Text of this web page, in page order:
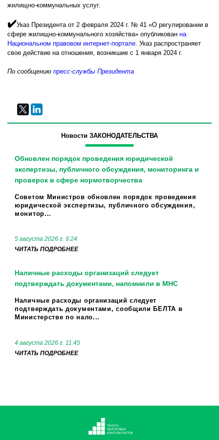
жилищно-коммунальных услуг.
✔️Указ Президента от 2 февраля 2024 г. № 41 «О регулировании в
сфере жилищно-коммунального хозяйства» опубликован на
Национальном правовом интернет-портале . Указ распространяет
свое действие на отношения, возникшие с 1 января 2024 г.
По сообщению пресс-службы Президента
Новости ЗАКОНОДАТЕЛЬСТВА
Обновлен порядок проведения юридической
экспертизы, публичного обсуждения, мониторинга и
проверок в сфере нормотворчества
Советом Министров обновлен порядок проведения
юридической экспертизы, публичного обсуждения,
монитор...
5 августа 2026 г. 9:24
ЧИТАТЬ ПОДРОБНЕЕ
Наличные расходы организаций следует
подтверждать документами, напомнили в МНС
Наличные расходы организаций следует
подтверждать документами, сообщили БЕЛТА в
Министерстве по нало...
4 августа 2026 г. 11:45
ЧИТАТЬ ПОДРОБНЕЕ